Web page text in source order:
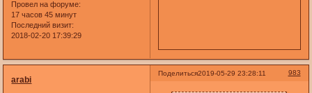
Провел на форуме:
17 часов 45 минут
Последний визит:
2018-02-20 17:39:29
Поделиться 983
2019-05-29 23:28:11
arabi